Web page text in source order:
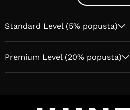
Standard Level (5% popusta)
Premium Level (20% popusta)